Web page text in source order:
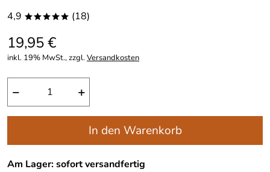
4,9 ***** (18)
19,95 €
inkl. 19% MwSt., zzgl.Versandkosten
− +
In den Warenkorb
Am Lager: sofort versandfertig